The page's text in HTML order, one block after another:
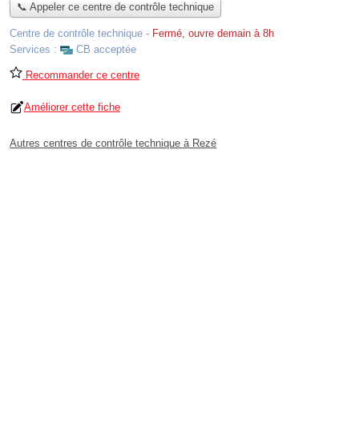
📞 Appeler ce centre de contrôle technique
Centre de contrôle technique - Fermé, ouvre demain à 8h
Services :
CB acceptée
Recommander ce centre
Améliorer cette fiche
Autres centres de contrôle technique à Rezé